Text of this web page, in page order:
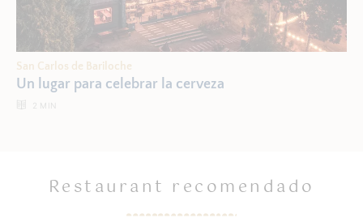
San Carlos de Bariloche
Un lugar para celebrar la cerveza
MIN
Restaurant recomendado